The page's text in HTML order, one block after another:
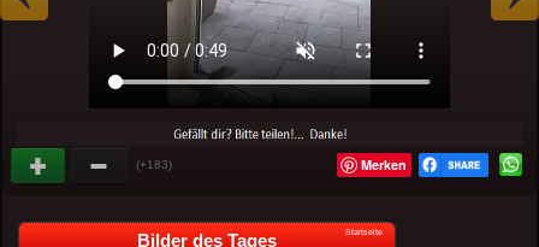
(+183) Merken
Bilder des Tages Startseite